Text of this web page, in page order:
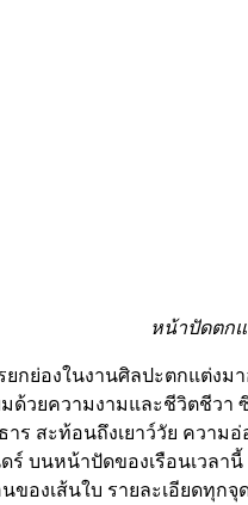
หน้าปัดตก
กย่องในงานศิลปะตกแต่ง
ด้วยความงามและชีวิตชีวา
าร สะท้อนถึงเยาว์วัย ควา
ร์ บนหน้าปัดของเรือนเวลา
ของเส้นใบ รายละเอียดทุ